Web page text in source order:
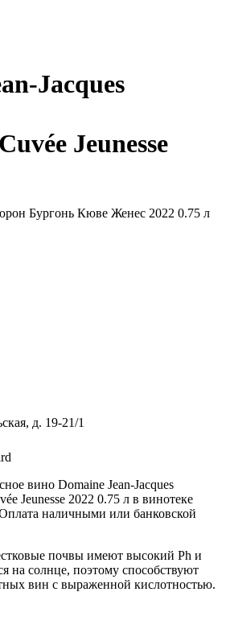
Jacques
Jeunesse
Бургонь Кюве Женес 2022 0.75 л
д. 19-21/1
вино Domaine Jean-Jacques
Jeunesse 2022 0.75 л в винотеке
наличными или банковской
почвы имеют высокий Ph и
на солнце, поэтому способствуют
вин с выраженной кислотностью.